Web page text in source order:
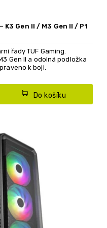
Do košíku
K3 Gen II / M3 Gen II / P1
řady TUF Gaming.
Gen II a odolná podložka
k boji.